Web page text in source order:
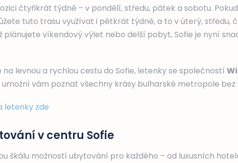
čtyřikrát týdně – v pondělí, středu, pátek a sobotu.
tuto trasu využívat i pětkrát týdně, a to v úterý, středu,
plánujete víkendový výlet nebo delší pobyt, Sofie je nyní
levnou a rychlou cestu do Sofie, letenky se společností
vám poznat všechny krásy bulharské metropole bez
letenky zde
v centru Sofie
škálu možností ubytování pro každého – od luxusních